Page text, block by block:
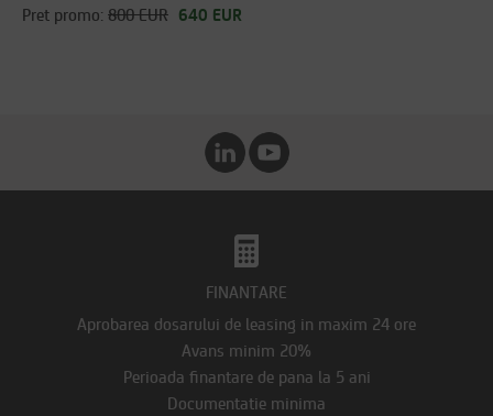
Pret promo: 800 EUR 640 EUR
FINANTARE
Aprobarea dosarului de leasing in maxim 24 ore
Avans minim 20%
Perioada finantare de pana la 5 ani
Documentatie minima